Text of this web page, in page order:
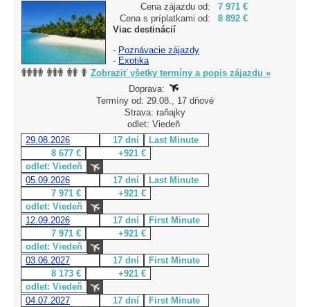
Cena zájazdu od:
7 971 €
Cena s príplatkami od:
8 892 €
Viac destinácií
- Poznávacie zájazdy
- Exotika
Zobraziť všetky termíny a popis zájazdu »
Doprava:
Termíny od: 29.08., 17 dňové
Strava: raňajky
odlet: Viedeň
29.08.2026
17 dní
Last Minute
8 677 €
+921 €
odlet: Viedeň
05.09.2026
17 dní
Last Minute
7 971 €
+921 €
odlet: Viedeň
12.09.2026
17 dní
First Minute
7 971 €
+921 €
odlet: Viedeň
03.06.2027
17 dní
First Minute
8 173 €
+921 €
odlet: Viedeň
04.07.2027
17 dní
First Minute